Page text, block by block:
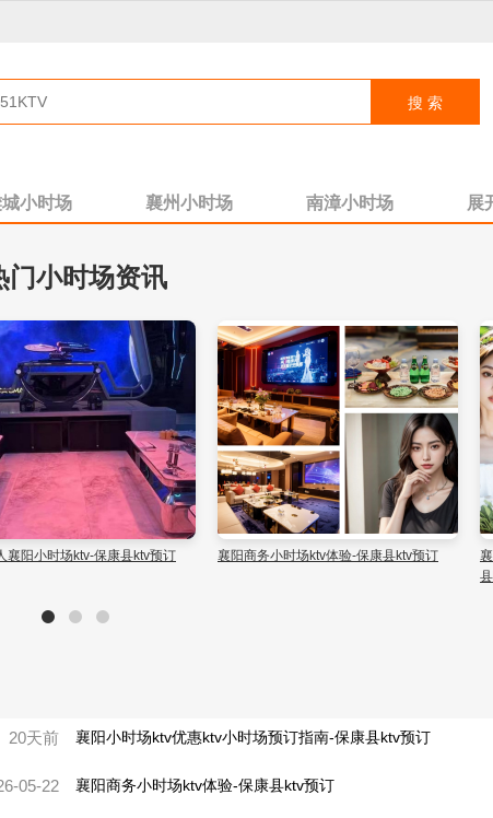
小时场 襄州小时场 南漳小时场 展
门小时场资讯
襄阳小时场ktv-保康县ktv预订 襄阳商务小时场ktv体验-保康县ktv预订
20天前 襄阳小时场ktv优惠ktv小时场预订指南-保康县ktv预订
05-22 襄阳商务小时场ktv体验-保康县ktv预订